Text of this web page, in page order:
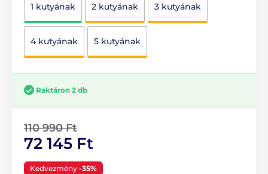
1 kutyának 2 kutyának 3 kutyának
4 kutyának 5 kutyának
Raktáron 2 db
110 990 Ft
72 145 Ft
Kedvezmény -35%